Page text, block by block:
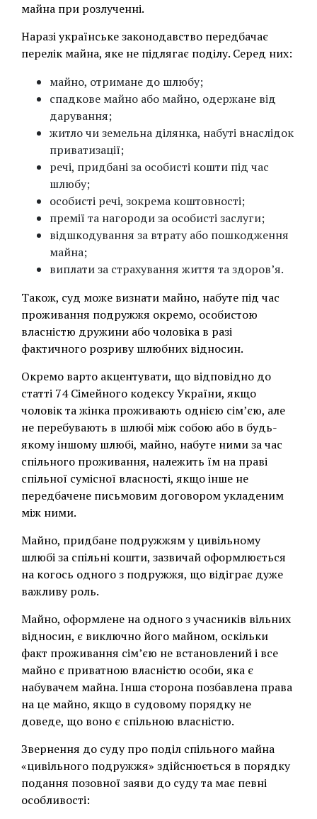
майна при розлученні.
Наразі українське законодавство передбачає
перелік майна, яке не підлягає поділу. Серед них:
майно, отримане до шлюбу;
спадкове майно або майно, одержане від
дарування;
житло чи земельна ділянка, набуті внаслідок
приватизації;
речі, придбані за особисті кошти під час
шлюбу;
особисті речі, зокрема коштовності;
премії та нагороди за особисті заслуги;
відшкодування за втрату або пошкодження
майна;
виплати за страхування життя та здоров’я.
Також, суд може визнати майно, набуте під час
проживання подружжя окремо, особистою
власністю дружини або чоловіка в разі
фактичного розриву шлюбних відносин.
Окремо варто акцентувати, що відповідно до
статті 74 Сімейного кодексу України, якщо
чоловік та жінка проживають однією сім’єю, але
не перебувають в шлюбі між собою або в будь-
якому іншому шлюбі, майно, набуте ними за час
спільного проживання, належить їм на праві
спільної сумісної власності, якщо інше не
передбачене письмовим договором укладеним
між ними.
Майно, придбане подружжям у цивільному
шлюбі за спільні кошти, зазвичай оформлюється
на когось одного з подружжя, що відіграє дуже
важливу роль.
Майно, оформлене на одного з учасників вільних
відносин, є виключно його майном, оскільки
факт проживання сім’єю не встановлений і все
майно є приватною власністю особи, яка є
набувачем майна. Інша сторона позбавлена права
на це майно, якщо в судовому порядку не
доведе, що воно є спільною власністю.
Звернення до суду про поділ спільного майна
«цивільного подружжя» здійснюється в порядку
подання позовної заяви до суду та має певні
особливості: